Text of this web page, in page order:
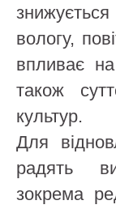
вологу,
впливає
також
культур.
Для
радять
зокрема